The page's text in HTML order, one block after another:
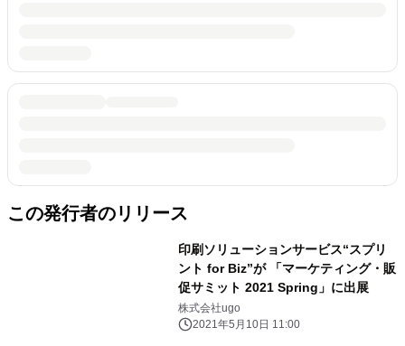
この発行者のリリース
印刷ソリューションサービス“スプリ
ント for Biz”が 「マーケティング・販
促サミット 2021 Spring」に出展
株式会社ugo
2021年5月10日 11:00